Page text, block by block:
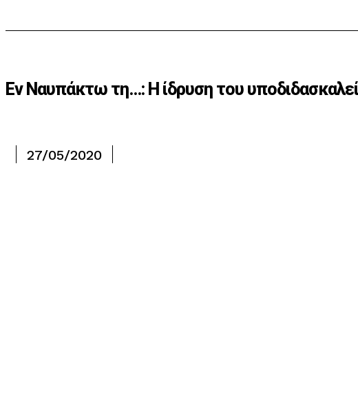
Εν Ναυπάκτω τη…: Η ίδρυση του
27/05/2020